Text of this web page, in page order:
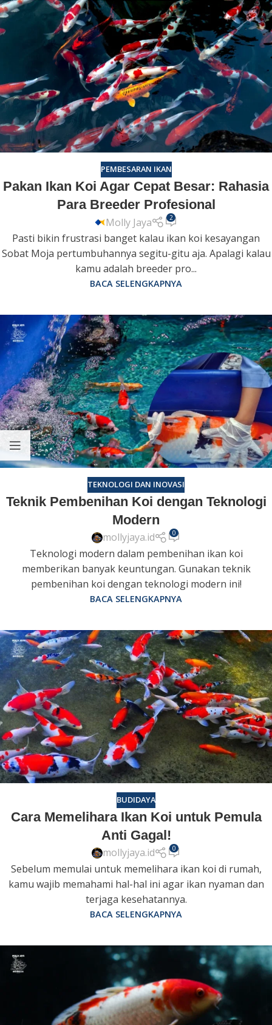
PEMBESARAN IKAN
Pakan Ikan Koi Agar Cepat Besar: Rahasia
Para Breeder Profesional
Molly Jaya 2
Pasti bikin frustrasi banget kalau ikan koi kesayangan
Sobat Moja pertumbuhannya segitu-gitu aja. Apalagi kalau
kamu adalah breeder pro...
BACA SELENGKAPNYA
TEKNOLOGI DAN INOVASI
Teknik Pembenihan Koi dengan Teknologi
Modern
mollyjaya.id 0
Teknologi modern dalam pembenihan ikan koi
memberikan banyak keuntungan. Gunakan teknik
pembenihan koi dengan teknologi modern ini!
BACA SELENGKAPNYA
BUDIDAYA
Cara Memelihara Ikan Koi untuk Pemula
Anti Gagal!
mollyjaya.id 0
Sebelum memulai untuk memelihara ikan koi di rumah,
kamu wajib memahami hal-hal ini agar ikan nyaman dan
terjaga kesehatannya.
BACA SELENGKAPNYA